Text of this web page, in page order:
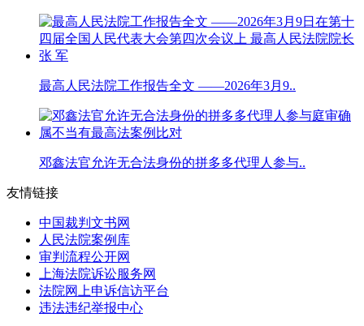
最高人民法院工作报告全文 ——2026年3月9..
邓鑫法官允许无合法身份的拼多多代理人参与..
友情链接
中国裁判文书网
人民法院案例库
审判流程公开网
上海法院诉讼服务网
法院网上申诉信访平台
违法违纪举报中心